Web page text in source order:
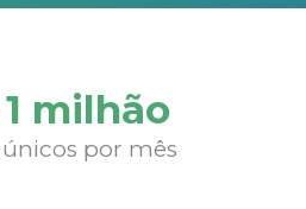
milhão
por mês